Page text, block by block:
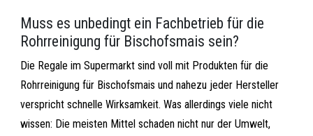
Muss es unbedingt ein Fachbetrieb für die
Rohrreinigung für Bischofsmais sein?
Die Regale im Supermarkt sind voll mit Produkten für die
Rohrreinigung für Bischofsmais und nahezu jeder Hersteller
verspricht schnelle Wirksamkeit. Was allerdings viele nicht
wissen: Die meisten Mittel schaden nicht nur der Umwelt,